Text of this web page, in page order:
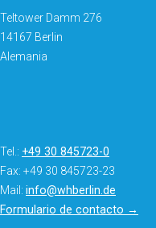
Teltower Damm 276
14167 Berlin
Alemania
Tel.: +49 30 845723-0
Fax: +49 30 845723-23
Mail: info@whberlin.de
Formulario de contacto →